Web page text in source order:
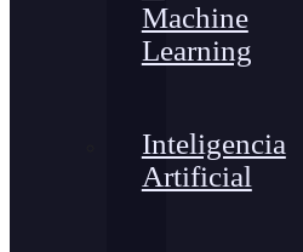
Machine
Learning
Inteligencia
Artificial